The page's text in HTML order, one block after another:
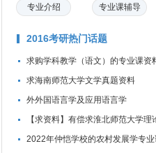
专业介绍 专业课辅导
2016考研热门话题
求购学科教学（语文）的专业课资
求海南师范大学文学真题资料
外外国语言学及应用语言学
【求资料】有偿求淮北师范大学理
2022年仲恺学校的农村发展学专